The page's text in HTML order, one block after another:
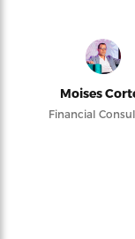
Moises
Financial